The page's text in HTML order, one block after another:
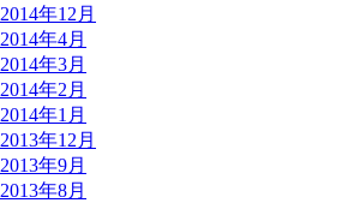
2014年12月
2014年4月
2014年3月
2014年2月
2014年1月
2013年12月
2013年9月
2013年8月